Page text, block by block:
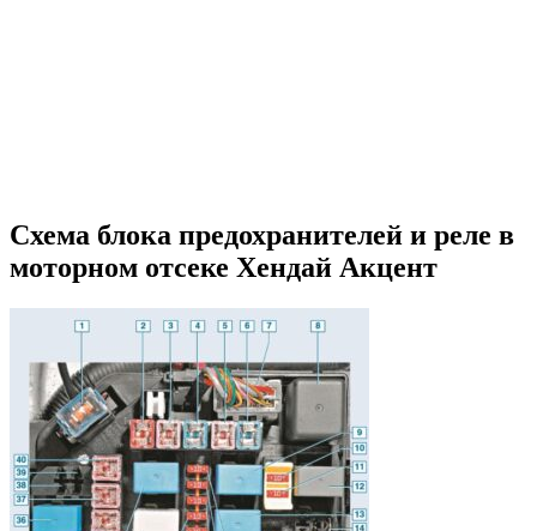
Схема блока предохранителей и реле в
моторном отсеке Хендай Акцент